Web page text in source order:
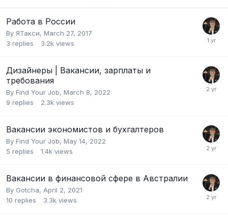
Работа в России
By ЯТакси, March 27, 2017
3 replies 3.2k views
Дизайнеры | Вакансии, зарплаты и
требования
By Find Your Job, March 8, 2022
9 replies 2.3k views
Вакансии экономистов и бухгалтеров
By Find Your Job, May 14, 2022
5 replies 1.4k views
Вакансии в финансовой сфере в Австралии
By Gotcha, April 2, 2021
10 replies 3.3k views